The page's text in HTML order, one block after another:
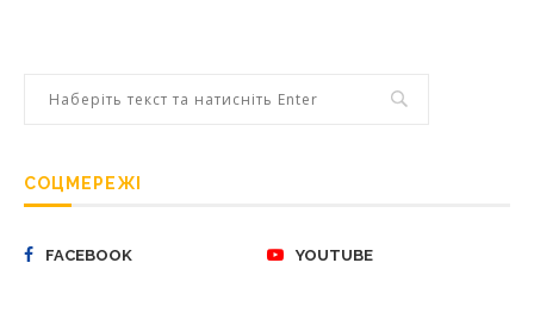
СОЦМЕРЕЖІ
FACEBOOK YOUTUBE